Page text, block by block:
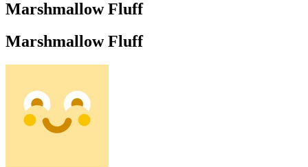
Marshmallow Fluff
Marshmallow Fluff